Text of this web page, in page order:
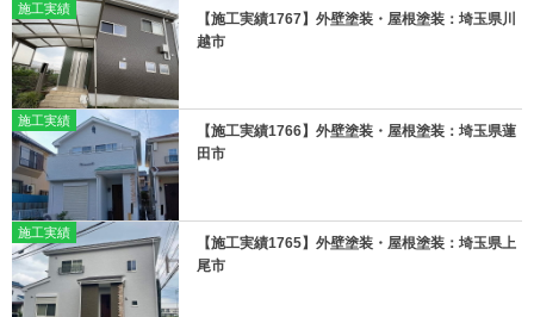
施工実績
【施工実績1767】外壁塗装・屋根塗装：埼玉県川
越市
施工実績
【施工実績1766】外壁塗装・屋根塗装：埼玉県蓮
田市
施工実績
【施工実績1765】外壁塗装・屋根塗装：埼玉県上
尾市